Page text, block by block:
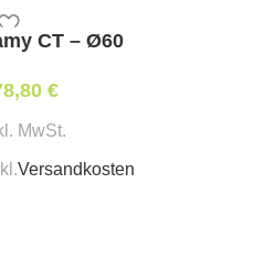
CT – Ø60
€
MwSt.
Versandkosten